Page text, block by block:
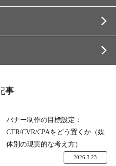
事
バナー制作の目標設定：
CTR/CVR/CPAをどう置くか（媒
体別の現実的な考え方）
2026.3.23